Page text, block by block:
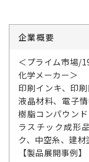
企業概要
＜プライム市場/
化学メーカー＞
印刷インキ、印
液晶材料、電子
樹脂コンパウン
ラスチック成形
ク、中空糸、建
【製品展開事例】